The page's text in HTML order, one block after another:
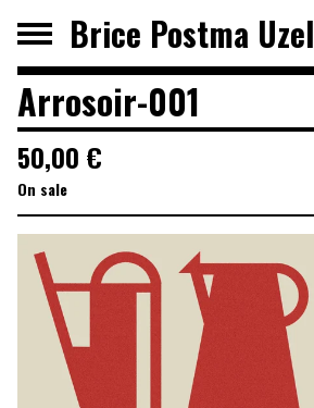
Brice Postma Uzel
Arrosoir-001
50,00 €
On sale